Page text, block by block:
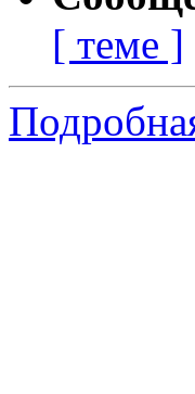
[ теме ]